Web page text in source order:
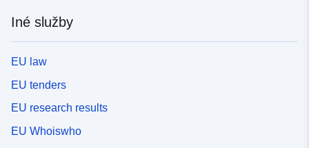
Iné služby
EU law
EU tenders
EU research results
EU Whoiswho